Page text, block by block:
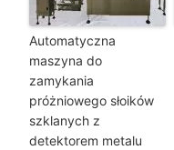
Automatyczna
maszyna do
zamykania
próżniowego słoików
szklanych z
detektorem metalu